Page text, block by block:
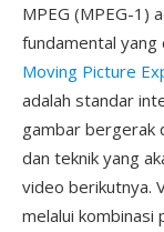
MPEG (MPEG-1)
fundamental yang
Moving Picture
adalah standar
gambar bergerak
dan teknik yang
video berikutnya.
melalui kombinasi